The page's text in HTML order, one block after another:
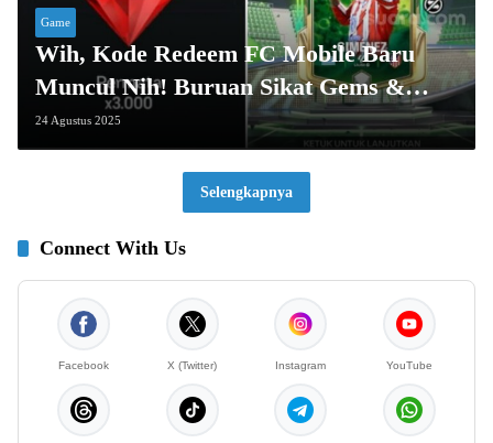
Game
Wih, Kode Redeem FC Mobile Baru
Muncul Nih! Buruan Sikat Gems &
Pemain Top!
24 Agustus 2025
Selengkapnya
Connect With Us
Facebook X (Twitter) Instagram YouTube